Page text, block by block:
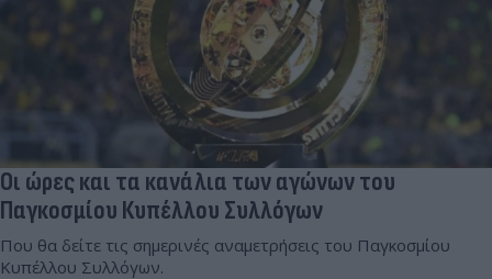
Οι ώρες και τα κανάλια των αγώνων του
Παγκοσμίου Κυπέλλου Συλλόγων
Που θα δείτε τις σημερινές αναμετρήσεις του Παγκοσμίου
Κυπέλλου Συλλόγων.